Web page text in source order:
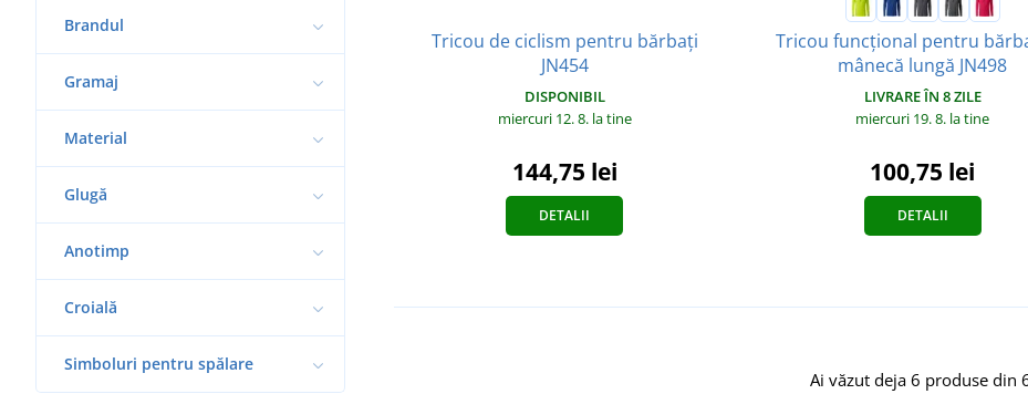
Brandul
Gramaj
Material
Glugă
Anotimp
Croială
Simboluri pentru spălare
Tricou de ciclism pentru bărbați
JN454
DISPONIBIL
miercuri 12. 8. la tine
144,75 lei
DETALII
Tricou funcțional pentru
mânecă lungă JN498
LIVRARE ÎN 8 ZILE
miercuri 19. 8. la tine
100,75 lei
DETALII
Ai văzut deja 6 produse din